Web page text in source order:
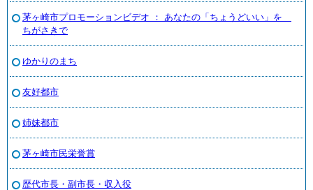
茅ヶ崎市プロモーションビデオ ： あなたの「ちょうどいい」を
ちがさきで
ゆかりのまち
友好都市
姉妹都市
茅ヶ崎市民栄誉賞
歴代市長・副市長・収入役